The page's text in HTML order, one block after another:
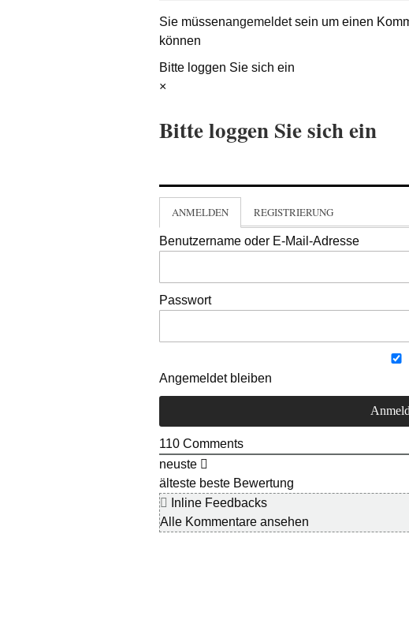
Sie müssenangemeldetsein um einen
können
Bitte loggen Sie sich ein
×
Bitte loggen Sie sich ein
ANMELDEN REGISTRIERUNG
Benutzername oder E-Mail-Adresse
Passwort
Angemeldet bleiben
110 Comments
neuste
älteste beste Bewertung
Inline Feedbacks
Alle Kommentare ansehen